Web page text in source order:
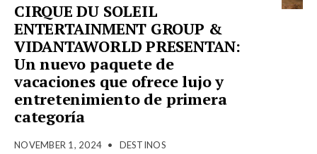
CIRQUE DU SOLEIL
ENTERTAINMENT GROUP &
VIDANTAWORLD PRESENTAN:
Un nuevo paquete de
vacaciones que ofrece lujo y
entretenimiento de primera
categoría
NOVEMBER 1, 2024 • DESTINOS